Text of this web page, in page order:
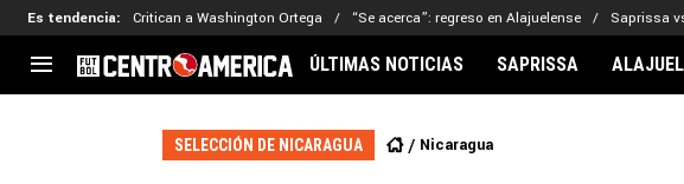
Es tendencia: Critican a Washington Ortega “Se acerca”: regreso en Alajuelense Saprissa
CENTROAMÉRICA
CONCACAF
ÚLTIMAS NOTICIAS SAPRISSA
SELECCIÓN DE NICARAGUA Nicaragua